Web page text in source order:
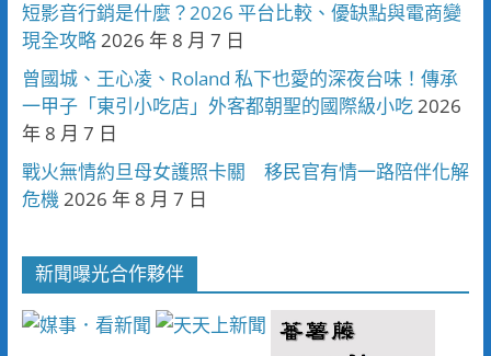
短影音行銷是什麼？2026 平台比較、優缺點與電商變
現全攻略2026 年 8 月 7 日
曾國城、王心凌、Roland 私下也愛的深夜台味！傳承
一甲子「東引小吃店」外客都朝聖的國際級小吃2026
年 8 月 7 日
戰火無情約旦母女護照卡關 移民官有情一路陪伴化解
危機2026 年 8 月 7 日
新聞曝光合作夥伴